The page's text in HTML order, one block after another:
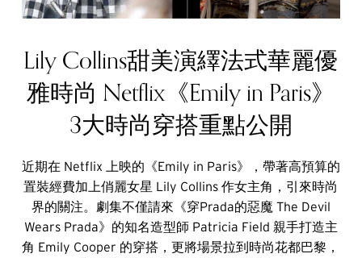
Lily Collins甜美演繹法式華麗優
雅時尚 Netflix《Emily in Paris》
3大時尚穿搭重點公開
近期在 Netflix 上映的《Emily in Paris》，帶著高預算的
置裝經費加上俏麗女星 Lily Collins 作女主角，引來時尚
界的關注。劇集不僅請來《穿Prada的惡魔 The Devil
Wears Prada》的知名造型師 Patricia Field 親手打造主
角 Emily Cooper 的穿搭，更將場景拉到時尚花都巴黎，